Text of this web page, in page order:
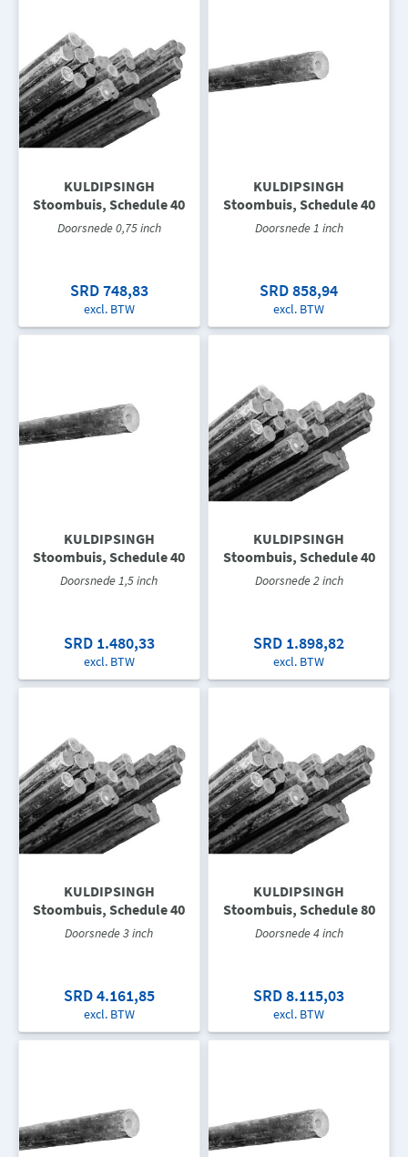
KULDIPSINGH
Stoombuis, Schedule 40
Doorsnede 0,75 inch
SRD 748,83
excl. BTW
KULDIPSINGH
Stoombuis, Schedule 40
Doorsnede 1 inch
SRD 858,94
excl. BTW
KULDIPSINGH
Stoombuis, Schedule 40
Doorsnede 1,5 inch
SRD 1.480,33
excl. BTW
KULDIPSINGH
Stoombuis, Schedule 40
Doorsnede 2 inch
SRD 1.898,82
excl. BTW
KULDIPSINGH
Stoombuis, Schedule 40
Doorsnede 3 inch
SRD 4.161,85
excl. BTW
KULDIPSINGH
Stoombuis, Schedule 80
Doorsnede 4 inch
SRD 8.115,03
excl. BTW